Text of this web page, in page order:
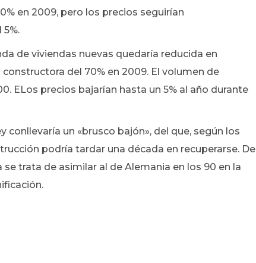
en 2009, pero los precios seguirían
de viviendas nuevas quedaría reducida en
del 70% en 2009. El volumen de
ELos precios bajarían hasta un 5% al año durante
un «brusco bajón», del que, según los
podría tardar una década en recuperarse. De
trata de asimilar al de Alemania en los 90 en la